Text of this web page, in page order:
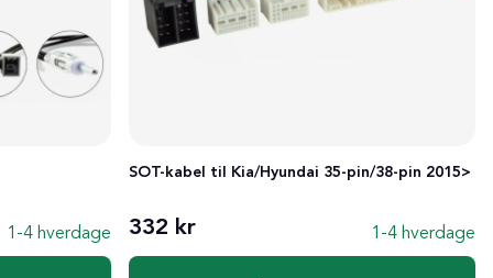
1-4 hverdage
SOT-kabel til Kia/Hyundai 35-pin/38-pin 2015>
332 kr 1-4 hverdage